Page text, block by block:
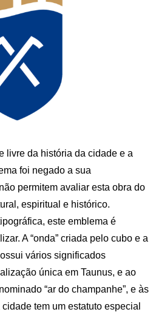
livre da história da cidade e a
foi negado a sua
permitem avaliar esta obra do
espiritual e histórico.
este emblema é
A “onda” criada pelo cubo e a
vários significados
única em Taunus, e ao
“ar do champanhe”, e às
tem um estatuto especial